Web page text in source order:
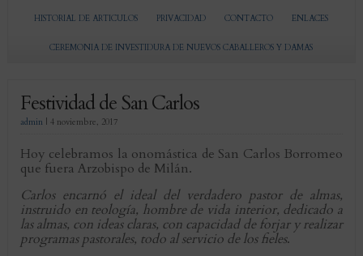
HISTORIAL DE ARTICULOS PRIVACIDAD CONTACTO ENLACES
CEREMONIA DE INVESTIDURA DE NUEVOS CABALLEROS Y DAMAS
Festividad de San Carlos
admin | 4 noviembre, 2017
Hoy celebramos la onomástica de San Carlos Borromeo
que fuera Arzobispo de Milán.
Carlos encarnó el ideal del verdadero pastor de almas,
instruido en teología, hombre de vida interior, dedicado a
las almas, con ideas claras, con capacidad de forjar y realizar
programas pastorales, todo al servicio de los fieles.